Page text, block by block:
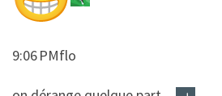
9:06 PMflo